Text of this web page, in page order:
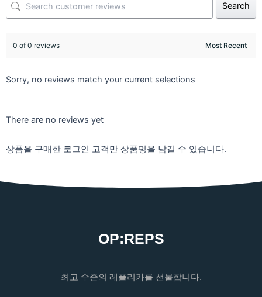
Search
0 of 0 reviews
Sorry, no reviews match your current selections
There are no reviews yet
상품을 구매한 로그인 고객만 상품평을 남길 수 있습니다.
OP:REPS
최고 수준의 레플리카를 선물합니다.